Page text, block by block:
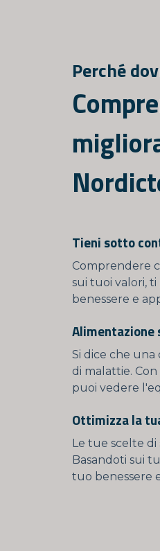
Perché
Tieni sotto
Comprendere
sui tuoi valori,
benessere e
Alimentazione
Si dice che una
di malattie.
puoi vedere
Ottimizza la
Le tue scelte
Basandoti sui
tuo benessere